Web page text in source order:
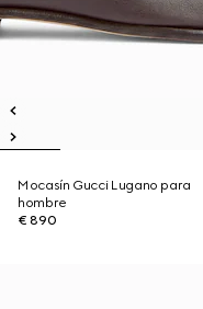
Mocasín Gucci Lugano para
hombre
€ 890